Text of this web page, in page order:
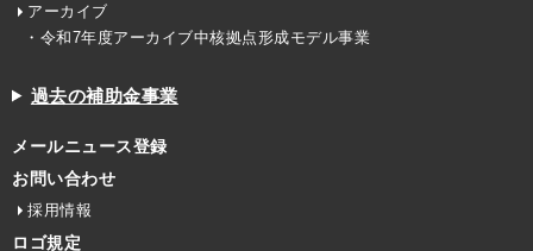
アーカイブ
・令和7年度アーカイブ中核拠点形成モデル事業
過去の補助金事業
メールニュース登録
お問い合わせ
採用情報
ロゴ規定